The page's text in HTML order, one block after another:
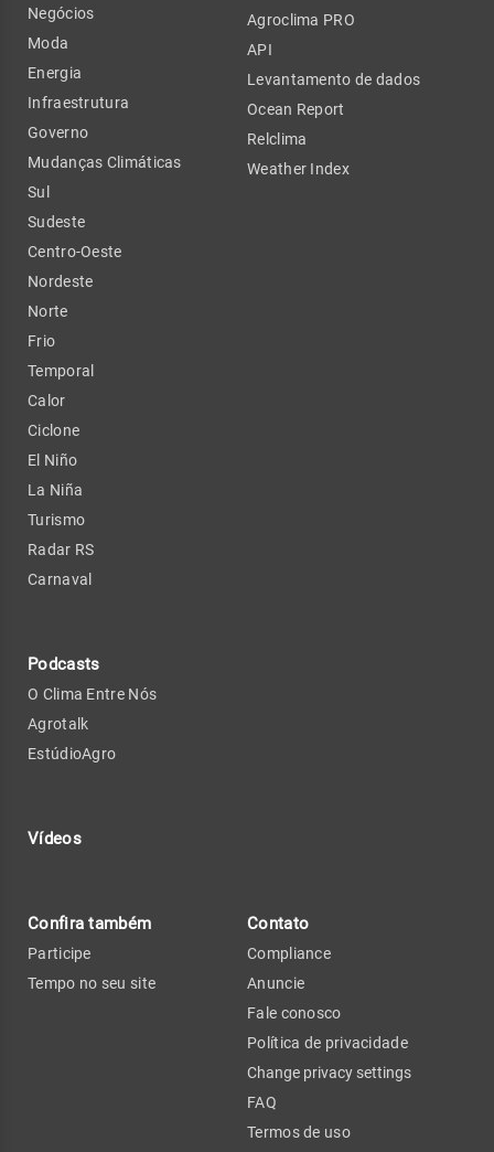
Negócios
Moda
Energia
Infraestrutura
Governo
Mudanças Climáticas
Sul
Sudeste
Centro-Oeste
Nordeste
Norte
Frio
Temporal
Calor
Ciclone
El Niño
La Niña
Turismo
Radar RS
Carnaval
Podcasts
O Clima Entre Nós
Agrotalk
EstúdioAgro
Vídeos
Agroclima PRO
API
Levantamento de dados
Ocean Report
Relclima
Weather Index
Confira também
Participe
Tempo no seu site
Contato
Compliance
Anuncie
Fale conosco
Política de privacidade
Change privacy settings
FAQ
Termos de uso